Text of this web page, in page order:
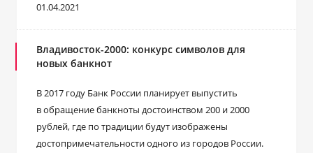
01.04.2021
Владивосток-2000: конкурс символов для
новых банкнот
В 2017 году Банк России планирует выпустить
в обращение банкноты достоинством 200 и 2000
рублей, где по традиции будут изображены
достопримечательности одного из городов России.